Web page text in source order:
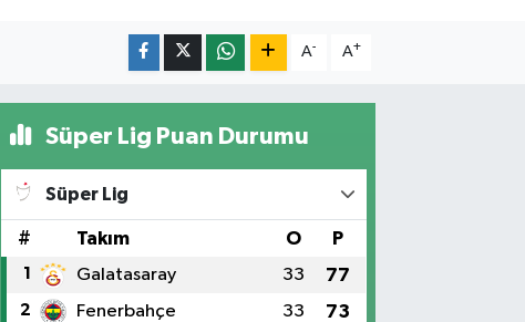
A- A+
Süper Lig Puan Durumu
Süper Lig
# Takım O P
1 Galatasaray 33 77
2 Fenerbahçe 33 73